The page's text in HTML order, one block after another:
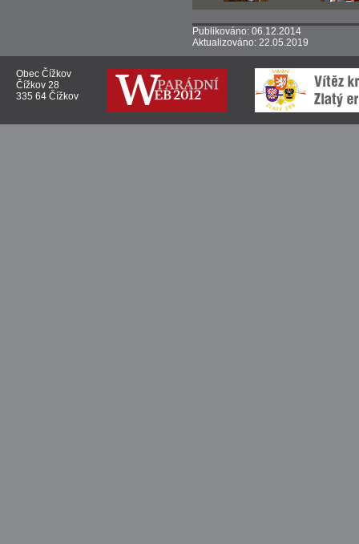
Publikováno: 06.12.2014
Aktualizováno: 22.05.2019
Obec Čížkov
Čížkov 28
335 64 Čížkov